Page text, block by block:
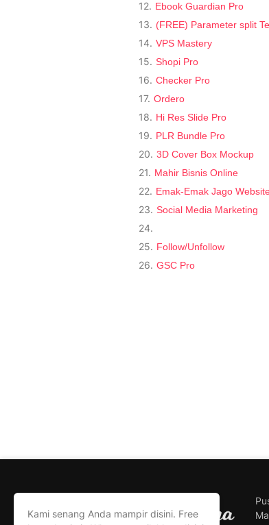
Ebook Guardian Pro
(FREE) Parameter split
VPS Mastery
Shopi Pro
Checker Pro
Ordero
Hi Res Slide Pro
PLR Bundle Pro
3D Cover Box Mockup
Mahir Bisnis Online
Emak-Emak Jago
Social Media Marketing
Follow/Unfollow
GSC Pro
Kami senang Anda mampir disini. Free